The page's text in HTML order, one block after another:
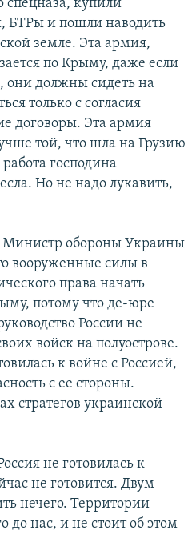
спецназа, купили
БТРы и пошли наводить
земле. Эта армия,
по Крыму, даже если
они должны сидеть на
только с согласия
договоры. Эта армия
той, что шла на Грузию
господина
Но не надо лукавить,
Министр обороны Украины
вооруженные силы в
права начать
потому что де-юре
России не
войск на полуострове.
к войне с Россией,
с ее стороны.
стратегов украинской
не готовилась к
не готовится. Двум
нечего. Территории
до нас, и не стоит об этом